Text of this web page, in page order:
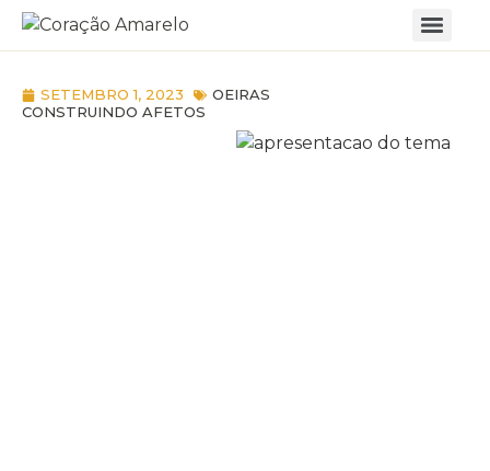
SETEMBRO 1, 2023
OEIRAS
CONSTRUINDO AFETOS